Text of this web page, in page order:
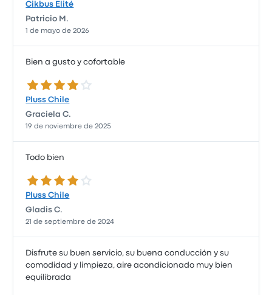
Cikbus Elité
Patricio M.
1 de mayo de 2026
Bien a gusto y cofortable
4.0 de 5 estrellas
Pluss Chile
Graciela C.
19 de noviembre de 2025
Todo bien
4.0 de 5 estrellas
Pluss Chile
Gladis C.
21 de septiembre de 2024
Disfrute su buen servicio, su buena conducción y su
comodidad y limpieza, aire acondicionado muy bien
equilibrada